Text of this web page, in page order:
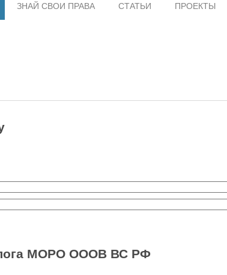
ЗНАЙ СВОИ ПРАВА СТАТЬИ ПРОЕКТЫ
МОРО ОООВ ВС РФ